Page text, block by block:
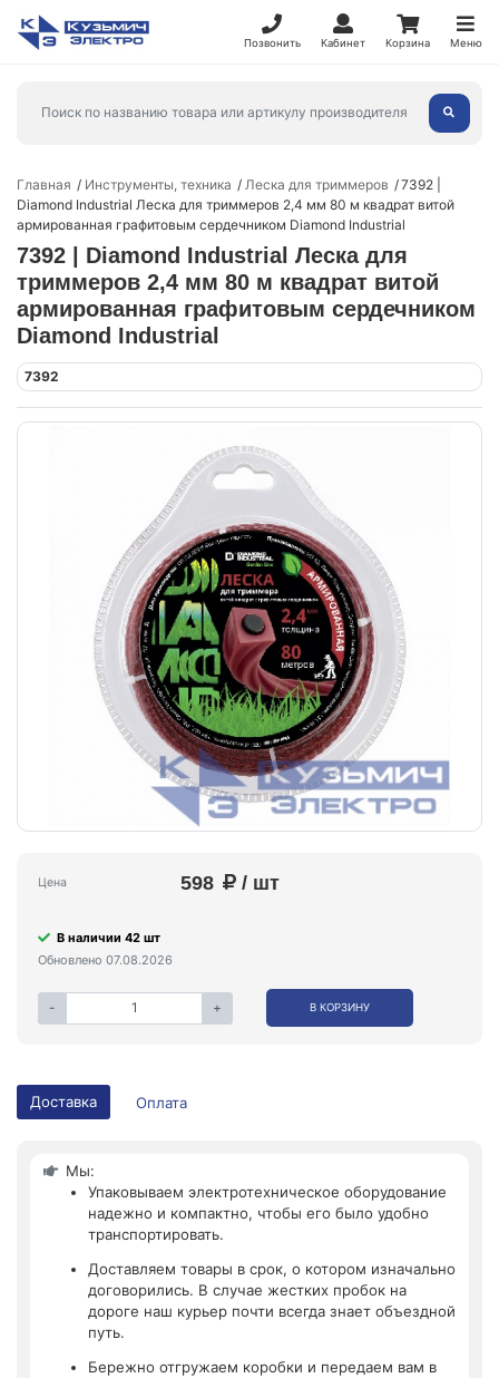
Позвонить Кабинет Корзина Меню
Главная Инструменты, техника Леска для триммеров
7392 |
Diamond Industrial Леска для триммеров 2,4 мм 80 м квадрат витой
армированная графитовым сердечником Diamond Industrial
7392 | Diamond Industrial Леска для
триммеров 2,4 мм 80 м квадрат витой
армированная графитовым сердечником
Diamond Industrial
7392
Цена 598 / шт
В наличии 42 шт
Обновлено 07.08.2026
- + В КОРЗИНУ
Доставка Оплата
Мы:
Упаковываем электротехническое оборудование
надежно и компактно, чтобы его было удобно
транспортировать.
Доставляем товары в срок, о котором изначально
договорились. В случае жестких пробок на
дороге наш курьер почти всегда знает объездной
путь.
Бережно отгружаем коробки и передаем вам в